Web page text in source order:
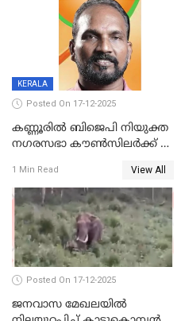
KERALA
Posted On 17-12-2025
കണ്ണൂരിൽ ബിജെപി നിയുക്ത
നഗരസഭാ കൗൺസിലർക്ക് 36
1 Min Read View All
Posted On 17-12-2025
ജനവാസ മേഖലയില്‍